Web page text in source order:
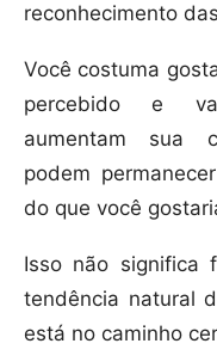
reconhecimento
Você costuma
percebido e
aumentam sua
podem
do que você
Isso não significa
tendência natural
está no caminho